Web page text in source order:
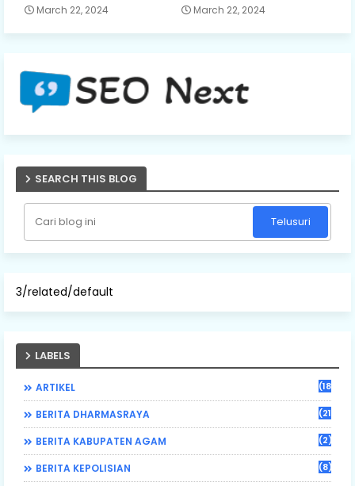
March 22, 2024 March 22, 2024
SEARCH THIS BLOG
3/related/default
LABELS
ARTIKEL (184)
BERITA DHARMASRAYA (21)
BERITA KABUPATEN AGAM (2)
BERITA KEPOLISIAN (8)